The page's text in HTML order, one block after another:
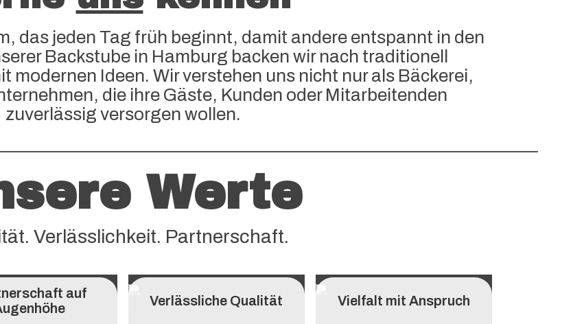
das jeden Tag früh beginnt, damit andere entspannt in den
Backstube in Hamburg backen wir nach traditionell
modernen Ideen. Wir verstehen uns nicht nur als Bäckerei,
die ihre Gäste, Kunden oder Mitarbeitenden
zuverlässig versorgen wollen.
Werte
Verlässlichkeit. Partnerschaft.
auf
Verlässliche Qualität Vielfalt mit Anspruch